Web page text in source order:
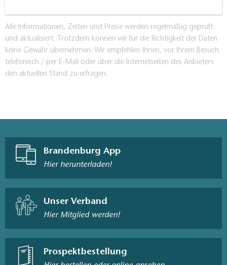
Alle Informationen, Zeiten und Preise werden regelmäßig geprüft
und aktualisiert. Trotzdem können wir für die Richtigkeit der Daten
keine Gewähr übernehmen. Wir empfehlen Ihnen, vor Ihrem Besuch
telefonisch / per E-Mail oder über die Internetseiten des Anbieters
den aktuellen Stand zu erfragen.
Brandenburg App
Hier herunterladen!
Unser Verband
Hier Mitglied werden!
Prospektbestellung